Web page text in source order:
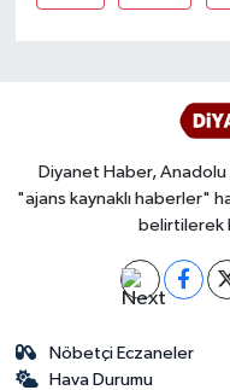
Diyanet Haber, Anadolu
"ajans kaynaklı haberler"
belirtilerek
Nöbetçi Eczaneler
Hava Durumu
Diyarbakır
Düzce
Edirne
Elazığ
Erzincan
İhtida Haberleri
YAŞAM